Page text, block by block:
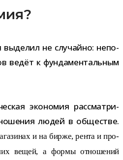
выде­лил не слу­чайно: непо­
ведёт к фун­да­мен­таль­ным
эко­но­мия рас­смат­ри­
людей в обще­стве.
и на бирже, рента и про­
вещей, а формы отно­ше­ний